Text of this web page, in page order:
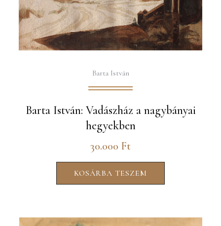
Barta István
Barta István: Vadászház a nagybányai
hegyekben
30.000 Ft
KOSÁRBA TESZEM